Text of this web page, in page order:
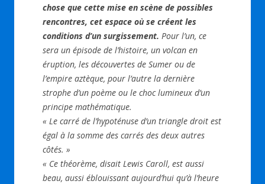
chose que cette mise en scène de possibles
rencontres, cet espace où se créent les
conditions d’un surgissement. Pour l’un, ce
sera un épisode de l’histoire, un volcan en
éruption, les découvertes de Sumer ou de
l’empire aztèque, pour l’autre la dernière
strophe d’un poème ou le choc lumineux d’un
principe mathématique.
« Le carré de l’hypoténuse d’un triangle droit est
égal à la somme des carrés des deux autres
côtés. »
« Ce théorème, disait Lewis Caroll, est aussi
beau, aussi éblouissant aujourd’hui qu’à l’heure